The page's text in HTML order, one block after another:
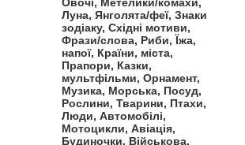
Луна, Янголята/феї, Знаки
зодіаку, Східні мотиви,
Фрази/слова, Риби, Їжа,
напої, Країни, міста,
Прапори, Казки,
мультфільми, Орнамент,
Музика, Морська, Посуд,
Рослини, Тварини, Птахи,
Люди, Автомобілі,
Мотоцикли, Авіація,
Будиночки, Військова,